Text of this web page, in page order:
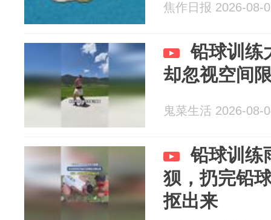
焦作日报 2026-08-
铅球训练
却忽视空间
鬼菜生活 2026-08-
铅球训练
狈，扔完铅
抠出来